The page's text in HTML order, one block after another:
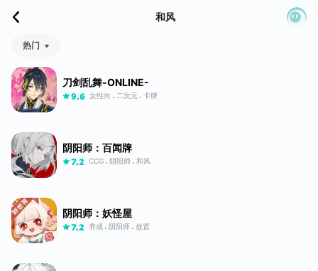
和风
热门
刀剑乱舞-ONLINE-
9.6 女性向 二次元 卡牌
阴阳师：百闻牌
7.2 CCG 阴阳师 和风
阴阳师：妖怪屋
7.2 养成 阴阳师 放置